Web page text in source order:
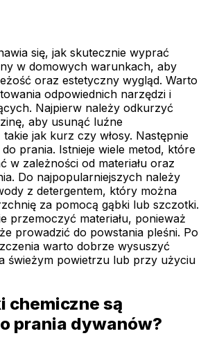
się, jak skutecznie wyprać
w domowych warunkach, aby
oraz estetyczny wygląd. Warto
odpowiednich narzędzi i
Najpierw należy odkurzyć
aby usunąć luźne
jak kurz czy włosy. Następnie
prania. Istnieje wiele metod, które
w zależności od materiału oraz
Do najpopularniejszych należy
z detergentem, który można
za pomocą gąbki lub szczotki.
przemoczyć materiału, ponieważ
prowadzić do powstania pleśni. Po
warto dobrze wysuszyć
świeżym powietrzu lub przy użyciu
chemiczne są
prania dywanów?